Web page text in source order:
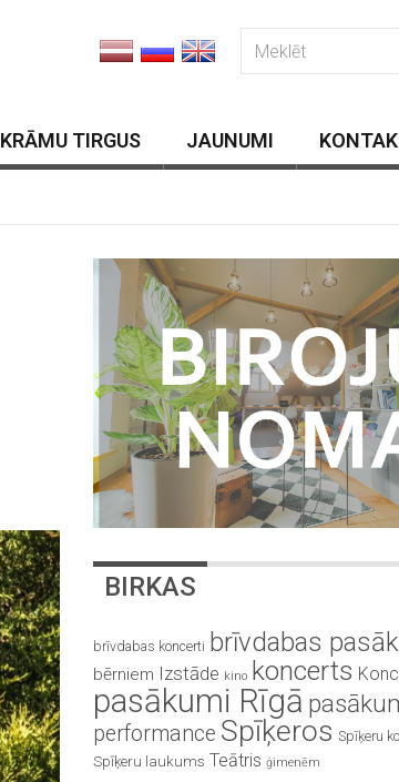
KRĀMU TIRGUS JAUNUMI
BIRKAS
brīvdabas koncerti brīvdabas
bērniem Izstāde kino koncerts
pasākumi Rīgā
performance Spīķeros Spīķeru
Spīķeru laukums Teātris ģimenēm